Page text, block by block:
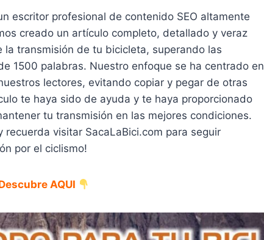
escritor profesional de contenido SEO altamente
creado un artículo completo, detallado y veraz
transmisión de tu bicicleta, superando las
1500 palabras. Nuestro enfoque se ha centrado en
lectores, evitando copiar y pegar de otras
te haya sido de ayuda y te haya proporcionado
tu transmisión en las mejores condiciones.
visitar SacaLaBici.com para seguir
por el ciclismo!
AQUI